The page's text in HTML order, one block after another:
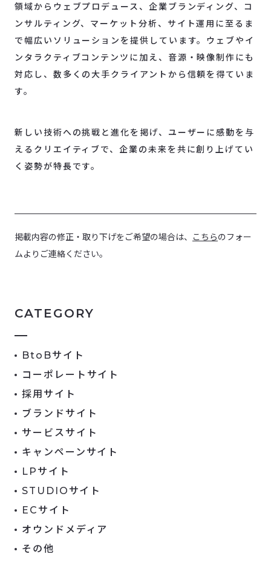
領域からウェブプロデュース、企業ブランディング、コ
ンサルティング、マーケット分析、サイト運用に至るま
で幅広いソリューションを提供しています。 ウェブやイ
ンタラクティブコンテンツに加え、音源・映像制作にも
対応し、数多くの大手クライアントから信頼を得ていま
す。
新しい技術への挑戦と進化を掲げ、ユーザーに感動を与
えるクリエイティブで、企業の未来を共に創り上げてい
く姿勢が特長です。
掲載内容の修正・取り下げをご希望の場合は、 こちらのフォー
ムよりご連絡ください。
CATEGORY
BtoBサイト
コーポレートサイト
採用サイト
ブランドサイト
サービスサイト
キャンペーンサイト
LPサイト
STUDIOサイト
ECサイト
オウンドメディア
その他